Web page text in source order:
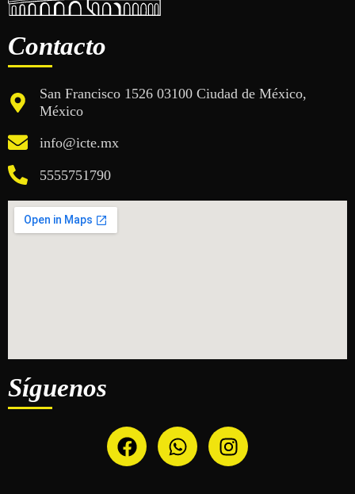
Contacto
San Francisco 1526 03100 Ciudad de México,
México
info@icte.mx
5555751790
Síguenos